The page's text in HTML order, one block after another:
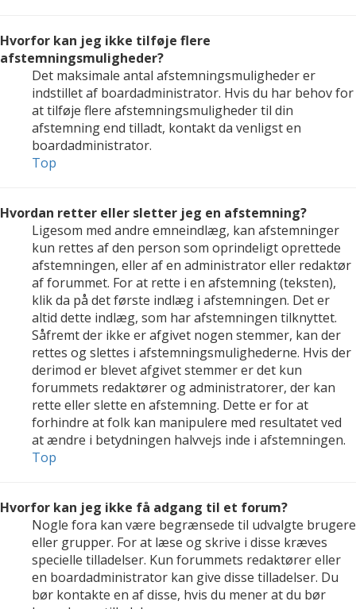
Hvorfor kan jeg ikke tilføje flere
afstemningsmuligheder?
Det maksimale antal afstemningsmuligheder er
indstillet af boardadministrator. Hvis du har behov for
at tilføje flere afstemningsmuligheder til din
afstemning end tilladt, kontakt da venligst en
boardadministrator.
Top
Hvordan retter eller sletter jeg en afstemning?
Ligesom med andre emneindlæg, kan afstemninger
kun rettes af den person som oprindeligt oprettede
afstemningen, eller af en administrator eller redaktør
af forummet. For at rette i en afstemning (teksten),
klik da på det første indlæg i afstemningen. Det er
altid dette indlæg, som har afstemningen tilknyttet.
Såfremt der ikke er afgivet nogen stemmer, kan der
rettes og slettes i afstemningsmulighederne. Hvis der
derimod er blevet afgivet stemmer er det kun
forummets redaktører og administratorer, der kan
rette eller slette en afstemning. Dette er for at
forhindre at folk kan manipulere med resultatet ved
at ændre i betydningen halvvejs inde i afstemningen.
Top
Hvorfor kan jeg ikke få adgang til et forum?
Nogle fora kan være begrænsede til udvalgte brugere
eller grupper. For at læse og skrive i disse kræves
specielle tilladelser. Kun forummets redaktører eller
en boardadministrator kan give disse tilladelser. Du
bør kontakte en af disse, hvis du mener at du bør